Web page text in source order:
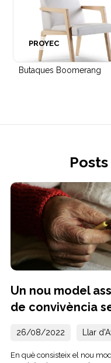
Butaques Boomerang
PROYEC
Un nou model
de convivència
26/08/2022 Llar
En què consisteix el nou